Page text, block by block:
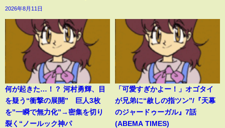
2026年8月11日
何が起きた…！？ 河村勇輝、目
を疑う“衝撃の展開” 巨人3枚
を”一瞬で無力化”→密集を切り
裂く“ノールック神パ
「可愛すぎかよー！」オゴタイ
が兄弟に“赦しの指ツン”/『天幕
のジャードゥーガル』7話
(ABEMA TIMES)